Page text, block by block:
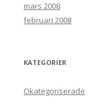
mars 2008
februari 2008
KATEGORIER
Okategoriserade